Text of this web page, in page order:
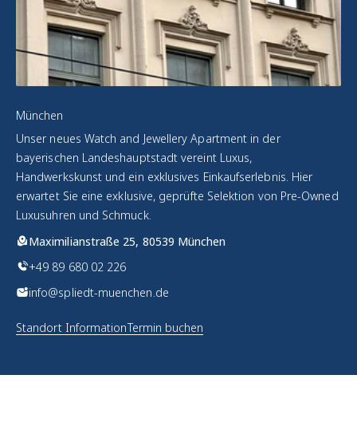
München
Unser neues Watch and Jewellery Apartment in der
bayerischen Landeshauptstadt vereint Luxus,
Handwerkskunst und ein exklusives Einkaufserlebnis. Hier
erwartet Sie eine exklusive, geprüfte Selektion von Pre-Owned
Luxusuhren und Schmuck.
Maximilianstraße 25, 80539 München
+49 89 680 02 226
info@spliedt-muenchen.de
Standort InformationTermin buchen